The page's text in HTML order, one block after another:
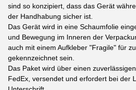
sind so konzipiert, dass das Gerät
der Handhabung sicher ist.
Das Gerät wird in eine Schaumfolie
und Bewegung im Inneren der
auch mit einem Aufkleber "Fragile" für
gekennzeichnet sein.
Das Paket wird über einen
FedEx, versendet und erfordert bei der